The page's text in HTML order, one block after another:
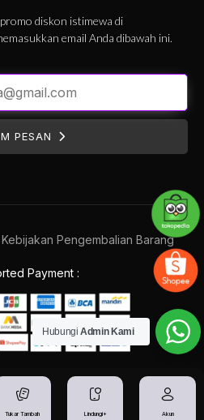
diskon istimewa di
email Anda dibawah ini.
PESAN
Payment :
Kebijakan Pengembalian Barang
Tukar Tambah Lindungi+ Akun
Hubungi Admin Kami